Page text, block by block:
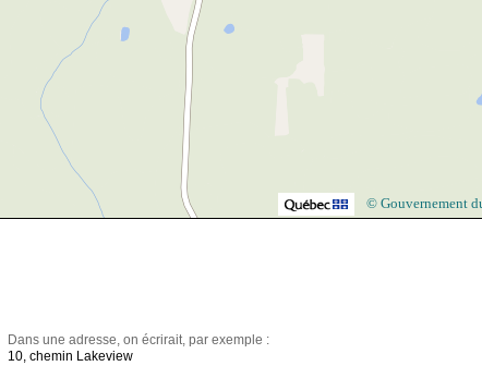
© Gouvernement
Dans une adresse, on écrirait, par exemple :
10, chemin Lakeview